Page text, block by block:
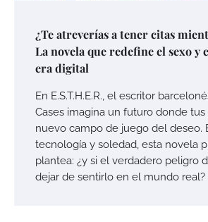
¿Te atreverías a tener citas
La novela que redefine el sexo y
era digital
En E.S.T.H.E.R., el escritor
Cases imagina un futuro donde
nuevo campo de juego del deseo.
tecnología y soledad, esta novela
plantea: ¿y si el verdadero peligro
dejar de sentirlo en el mundo real?